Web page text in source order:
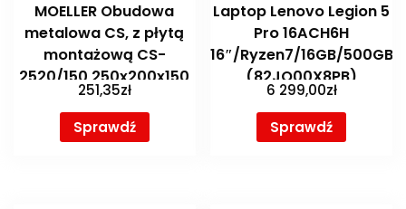
MOELLER Obudowa
metalowa CS, z płytą
montażową CS-
2520/150 250x200x150
mm (111646)
251,35zł
Sprawdź
Laptop Lenovo Legion 5
Pro 16ACH6H
16″/Ryzen7/16GB/500GB/
(82JQ00X8PB)
6 299,00zł
Sprawdź